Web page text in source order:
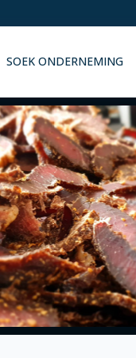
SOEK ONDERNEMING